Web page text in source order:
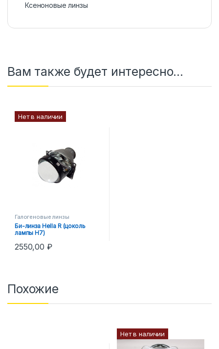
Ксеноновые линзы
Вам также будет интересно…
Нет в наличии
Галогеновые линзы
Би-линза Hella R (цоколь
лампы H7)
2550,00 ₽
Похожие
Нет в наличии